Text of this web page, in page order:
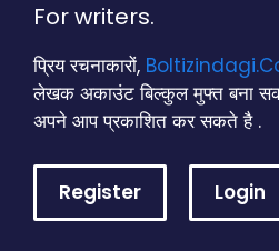
For writers.
प्रिय रचनाकारों,
लेखक अकाउंट बिल्कुल मुफ्त बना
अपने आप प्रकाशित कर सकते है .
Register Login